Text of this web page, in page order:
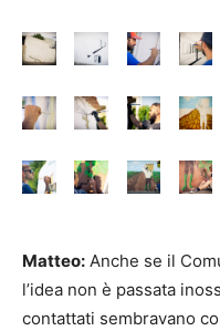
Matteo: Anche se il
l’idea non è passata
contattati sembravano